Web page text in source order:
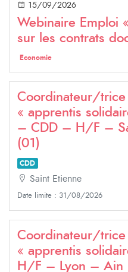
15/09/2026
Webinaire Emploi
sur les contrats
Economie
Coordinateur/
« apprentis
– CDD – H/F –
(01)
CDD
Saint Etienne
Date limite : 31/08/2026
Coordinateur/
« apprentis
H/F – Lyon – Ain